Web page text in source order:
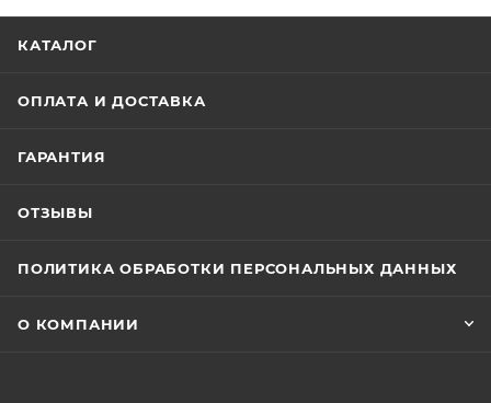
КАТАЛОГ
ОПЛАТА И ДОСТАВКА
ГАРАНТИЯ
ОТЗЫВЫ
ПОЛИТИКА ОБРАБОТКИ ПЕРСОНАЛЬНЫХ ДАННЫХ
О КОМПАНИИ